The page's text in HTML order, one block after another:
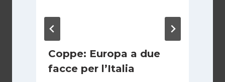
Coppe: Europa a due
facce per l’Italia